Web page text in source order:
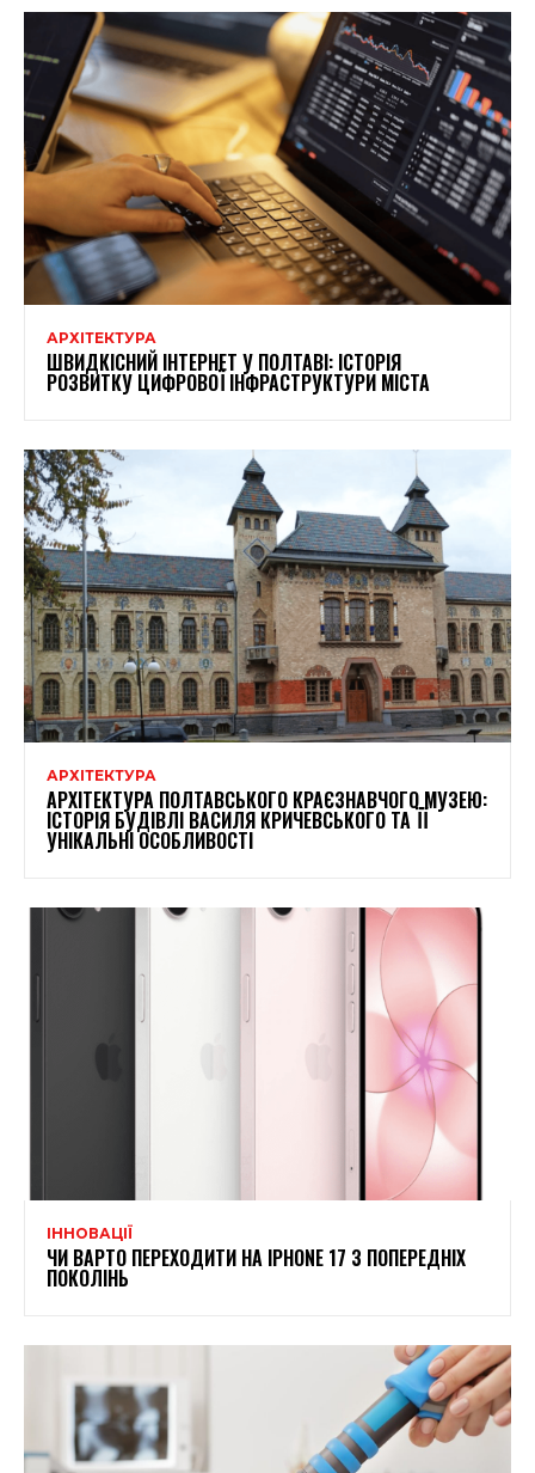
АРХІТЕКТУРА
ШВИДКІСНИЙ ІНТЕРНЕТ У ПОЛТАВІ: ІСТОРІЯ
РОЗВИТКУ ЦИФРОВОЇ ІНФРАСТРУКТУРИ МІСТА
АРХІТЕКТУРА
АРХІТЕКТУРА ПОЛТАВСЬКОГО КРАЄЗНАВЧОГО МУЗЕЮ:
ІСТОРІЯ БУДІВЛІ ВАСИЛЯ КРИЧЕВСЬКОГО ТА ЇЇ
УНІКАЛЬНІ ОСОБЛИВОСТІ
ІННОВАЦІЇ
ЧИ ВАРТО ПЕРЕХОДИТИ НА IPHONE 17 З ПОПЕРЕДНІХ
ПОКОЛІНЬ